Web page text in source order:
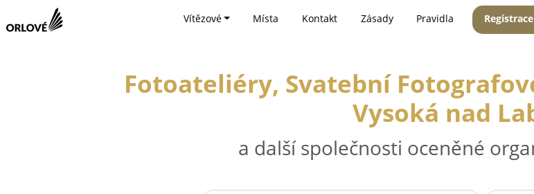
Vítězové Místa Kontakt Zásady Pravidla Registrace
Fotoateliéry, Svatební
Vysoká nad
a další společnosti oceněné